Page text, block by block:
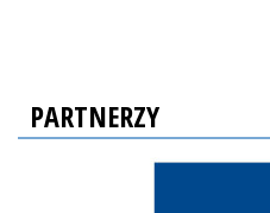
PARTNERZY